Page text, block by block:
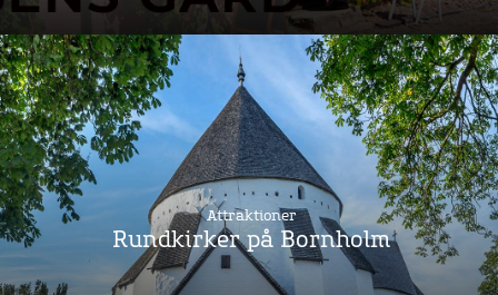
Attraktioner
Rundkirker på Bornholm